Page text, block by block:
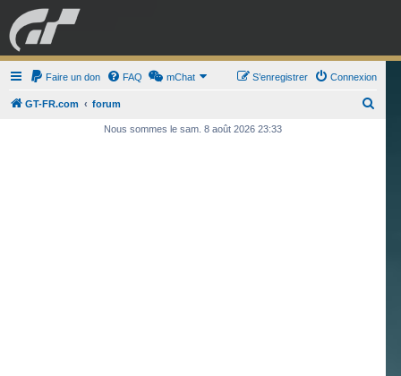
GRAN TURISMO FORUM
BOUTIQUE
Faire un don FAQ mChat Connexion
S’enregistrer
GT-FR.com forum
Nous sommes le sam. 8 août 2026 23:33